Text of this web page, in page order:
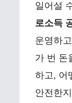
일어설
로소득
운영하
가 번 돈
하고, 어
안전한